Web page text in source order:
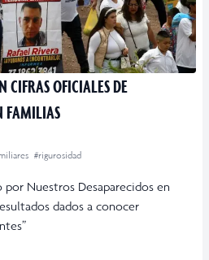
CIFRAS OFICIALES DE
FAMILIAS
#rigurosidad
Nuestros Desaparecidos en
dados a conocer